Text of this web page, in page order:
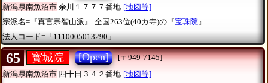
新潟県南魚沼市 余川１７７７番地 [地図等]
宗派名=『真言宗智山派』
全国263位(40カ寺)の『宝珠院』
法人コード=「1110005013290」
65 寳城院 [Open]
[〒949-7145]
新潟県南魚沼市 四十日３４２番地 [地図等]